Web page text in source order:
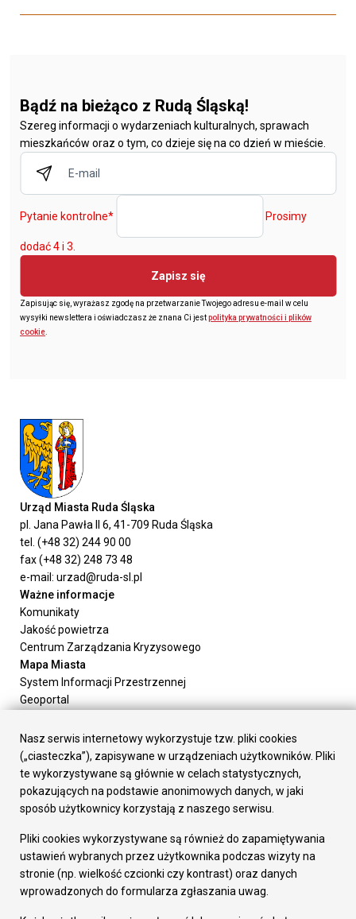
Bądź na bieżąco z Rudą Śląską!
Szereg informacji o wydarzeniach kulturalnych, sprawach
mieszkańców oraz o tym, co dzieje się na co dzień w mieście.
Pytanie kontrolne* Prosimy
dodać 4 i 3.
Zapisz się
Zapisując się, wyrażasz zgodę na przetwarzanie Twojego adresu e-mail w celu
wysyłki newslettera i oświadczasz że znana Ci jestpolityka prywatności i plików
cookie
Urząd Miasta Ruda Śląska
pl. Jana Pawła II 6, 41-709 Ruda Śląska
tel. (+48 32) 244 90 00
fax (+48 32) 248 73 48
e-mail: urzad@ruda-sl.pl
Ważne informacje
Komunikaty
Jakość powietrza
Centrum Zarządzania Kryzysowego
Mapa Miasta
System Informacji Przestrzennej
Geoportal
Załatw sprawę
Prezydent Miasta
Rada Miasta
Wydziały
Elektroniczna Skrzynka Podawcza
Gospodarka
Fundusze europejskie
Środki krajowe
Oferty inwestycyjne
Nasz serwis internetowy wykorzystuje tzw. pliki cookies
(„ciasteczka”), zapisywane w urządzeniach użytkowników. Pliki
te wykorzystywane są głównie w celach statystycznych,
pokazujących na podstawie anonimowych danych, w jaki
sposób użytkownicy korzystają z naszego serwisu.
Pliki cookies wykorzystywane są również do zapamiętywania
ustawień wybranych przez użytkownika podczas wizyty na
stronie (np. wielkość czcionki czy kontrast) oraz danych
wprowadzonych do formularza zgłaszania uwag.